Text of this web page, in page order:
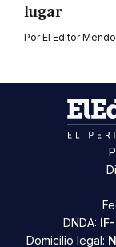
lugar
PorEl Editor
DNDA:
Domicilio legal: